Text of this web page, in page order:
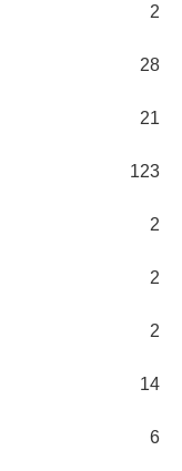
2
28
21
123
2
2
2
14
6